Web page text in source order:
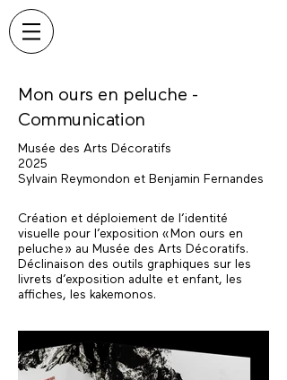
Mon ours en peluche -
Communication
Musée des Arts Décoratifs
2025
Sylvain Reymondon et Benjamin Fernandes
Création et déploiement de l’identité
visuelle pour l’exposition « Mon ours en
peluche » au Musée des Arts Décoratifs.
Déclinaison des outils graphiques sur les
livrets d’exposition adulte et enfant, les
affiches, les kakemonos.